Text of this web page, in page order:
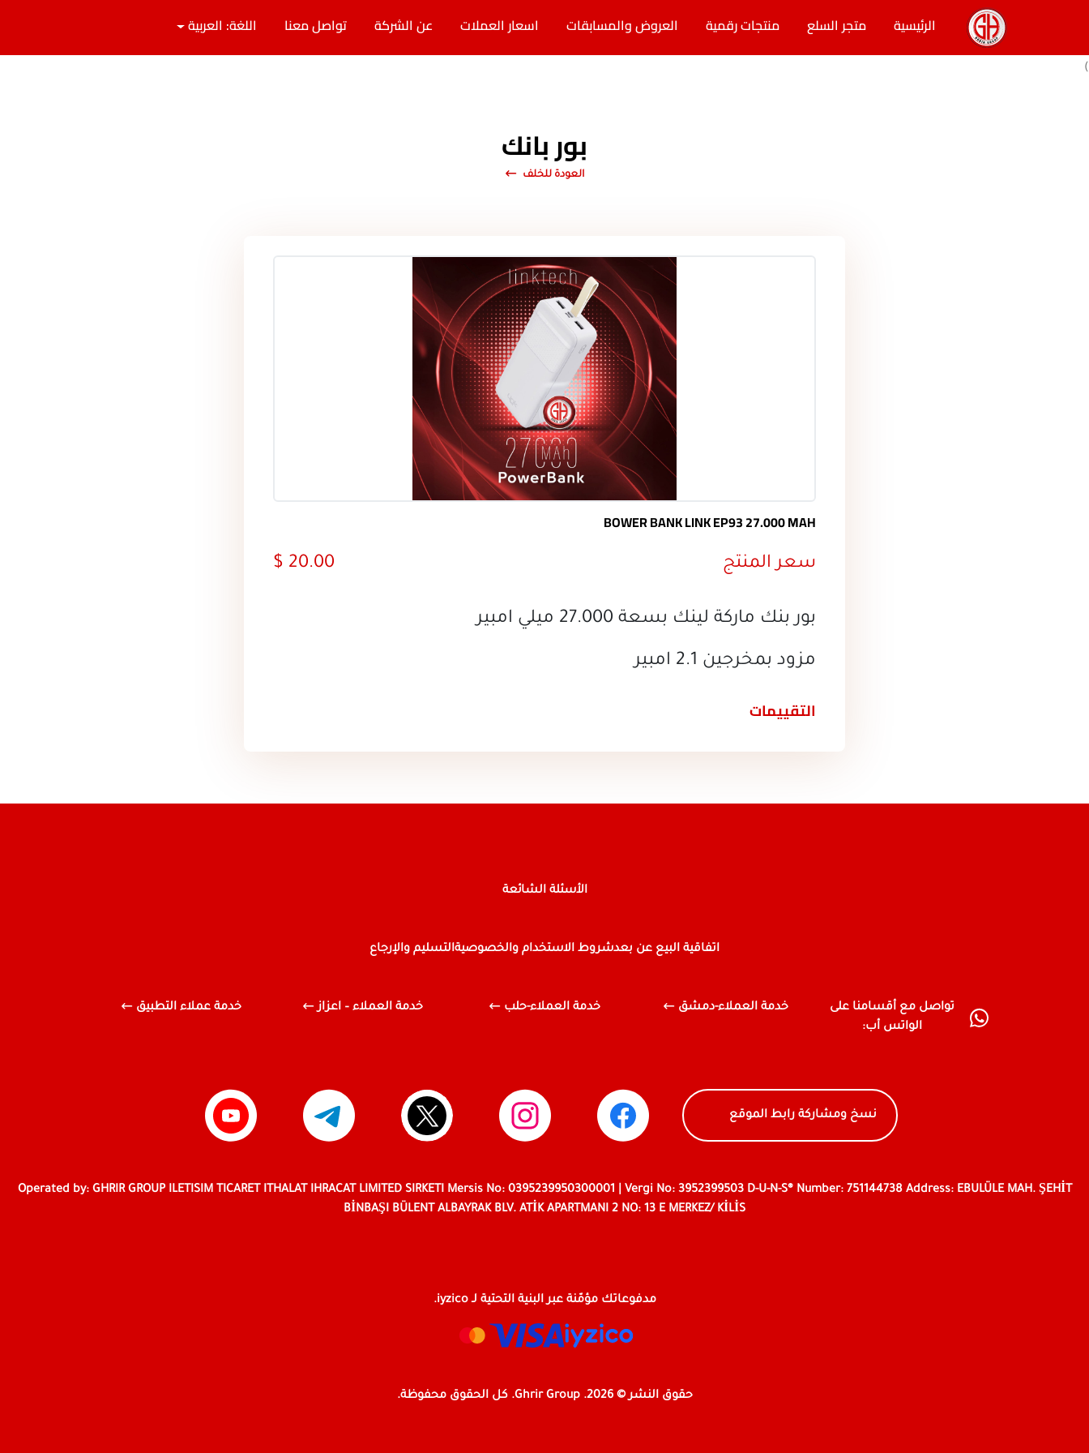
)
الرئيسية متجر السلع منتجات رقمية العروض والمسابقات اسعار العملات عن الشركة تواصل معنا اللغة: العربية
بور بانك
العودة للخلف
BOWER BANK LINK EP93 27.000 MAH
سعر المنتج 20.00 $
بور بنك ماركة لينك بسعة 27.000 ميلي امبير
مزود بمخرجين 2.1 امبير
التقييمات
الأسئلة الشائعة
اتفاقية البيع عن بعدشروط الاستخدام والخصوصيةالتسليم والإرجاع
تواصل مع أقسامنا على
الواتس أب:
خدمة العملاء-دمشق خدمة العملاء-حلب خدمة العملاء – اعزاز خدمة عملاء التطبيق
نسخ ومشاركة رابط الموقع
Operated by: GHRIR GROUP ILETISIM TICARET ITHALAT IHRACAT LIMITED SIRKETI Mersis No: 0395239950300001 | Vergi No: 3952399503 D-U-N-S® Number: 751144738 Address: EBULÜLE MAH. ŞEHİT
BİNBAŞI BÜLENT ALBAYRAK BLV. ATİK APARTMANI 2 NO: 13 E MERKEZ/ KİLİS
مدفوعاتك مؤمّنة عبر البنية التحتية لـ iyzico.
حقوق النشر © 2026. Ghrir Group. كل الحقوق محفوظة.